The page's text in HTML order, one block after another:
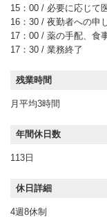
15：00 / 必要に応じて
16：30 / 夜勤者への申
17：00 / 薬の手配、食
17：30 / 業務終了
残業時間
月平均3時間
年間休日数
113日
休日詳細
4週8休制